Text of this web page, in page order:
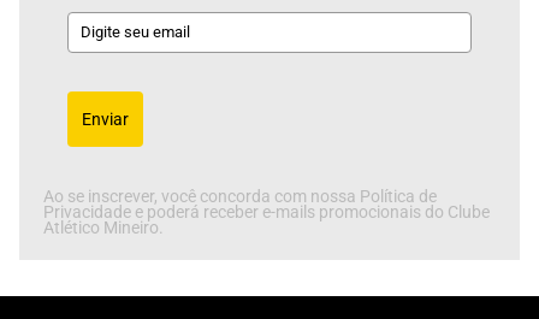
Enviar
Ao se inscrever, você concorda com nossa Política de
Privacidade e poderá receber e-mails promocionais do Clube
Atlético Mineiro.